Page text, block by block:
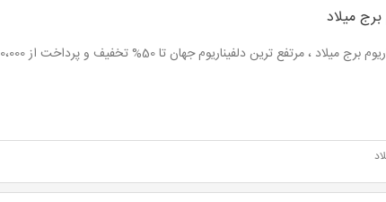
برج میلاد
برج میلاد ، مرتفع ترین دلفیناریوم جهان تا 50% تخفیف و پرداخت از 30،000 تومان